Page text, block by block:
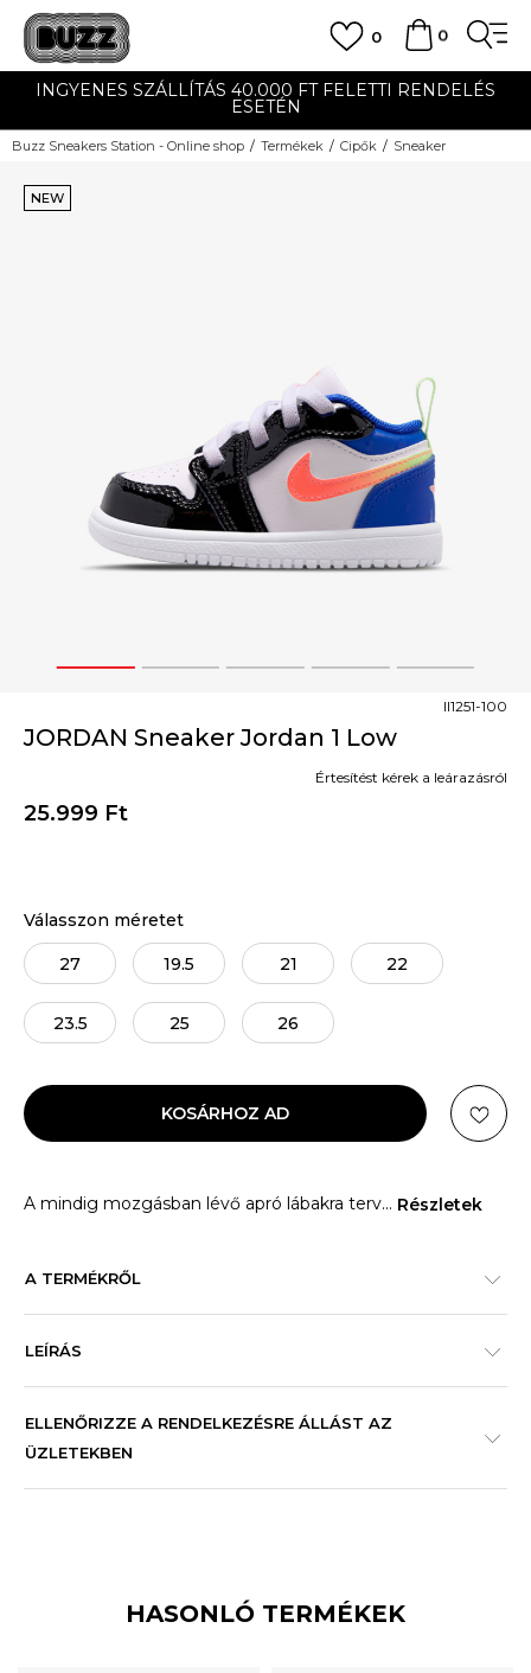
0
0
INGYENES SZÁLLÍTÁS 40.000 FT FELETTI RENDELÉS
ESETÉN
Buzz Sneakers Station - Online shop Termékek Cipők Sneaker
1 2 3 4 5
NEW
JORDAN Sneaker Jordan 1 Low
II1251-100
25.999 Ft
Értesítést kérek a leárazásról
Válasszon méretet
27 19.5 21 22
23.5 25 26
KOSÁRHOZ AD
A mindig mozgásban lévő apró lábakra terv... Részletek
A TERMÉKRŐL
LEÍRÁS
ELLENŐRIZZE A RENDELKEZÉSRE ÁLLÁST AZ
ÜZLETEKBEN
HASONLÓ TERMÉKEK